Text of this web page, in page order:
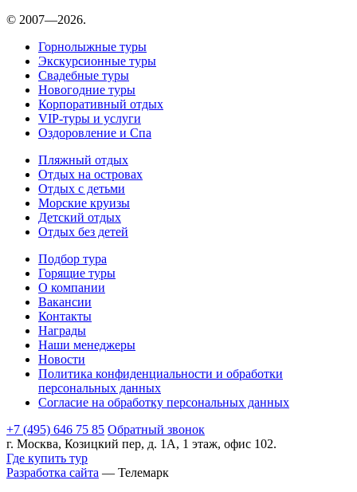
© 2007—2026.
Горнолыжные туры
Экскурсионные туры
Свадебные туры
Новогодние туры
Корпоративный отдых
VIP-туры и услуги
Оздоровление и Спа
Пляжный отдых
Отдых на островах
Отдых с детьми
Морские круизы
Детский отдых
Отдых без детей
Подбор тура
Горящие туры
О компании
Вакансии
Контакты
Награды
Наши менеджеры
Новости
Политика конфиденциальности и обработки
персональных данных
Согласие на обработку персональных данных
+7 (495) 646 75 85 Обратный звонок
г. Москва, Козицкий пер, д. 1А, 1 этаж, офис 102.
Где купить тур
Разработка сайта — Телемарк